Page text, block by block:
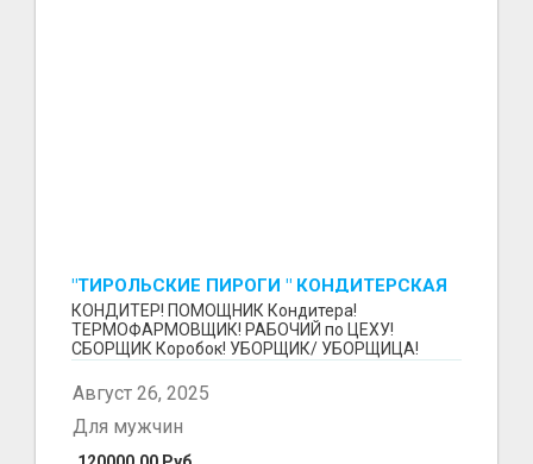
"ТИРОЛЬСКИЕ ПИРОГИ " КОНДИТЕРСКАЯ
ФАБРИКА "КРУГ "
КОНДИТЕР! ПОМОЩНИК Кондитера!
ТЕРМОФАРМОВЩИК! РАБОЧИЙ по ЦЕХУ!
СБОРЩИК Коробок! УБОРЩИК/ УБОРЩИЦА!
Август 26, 2025
Для мужчин